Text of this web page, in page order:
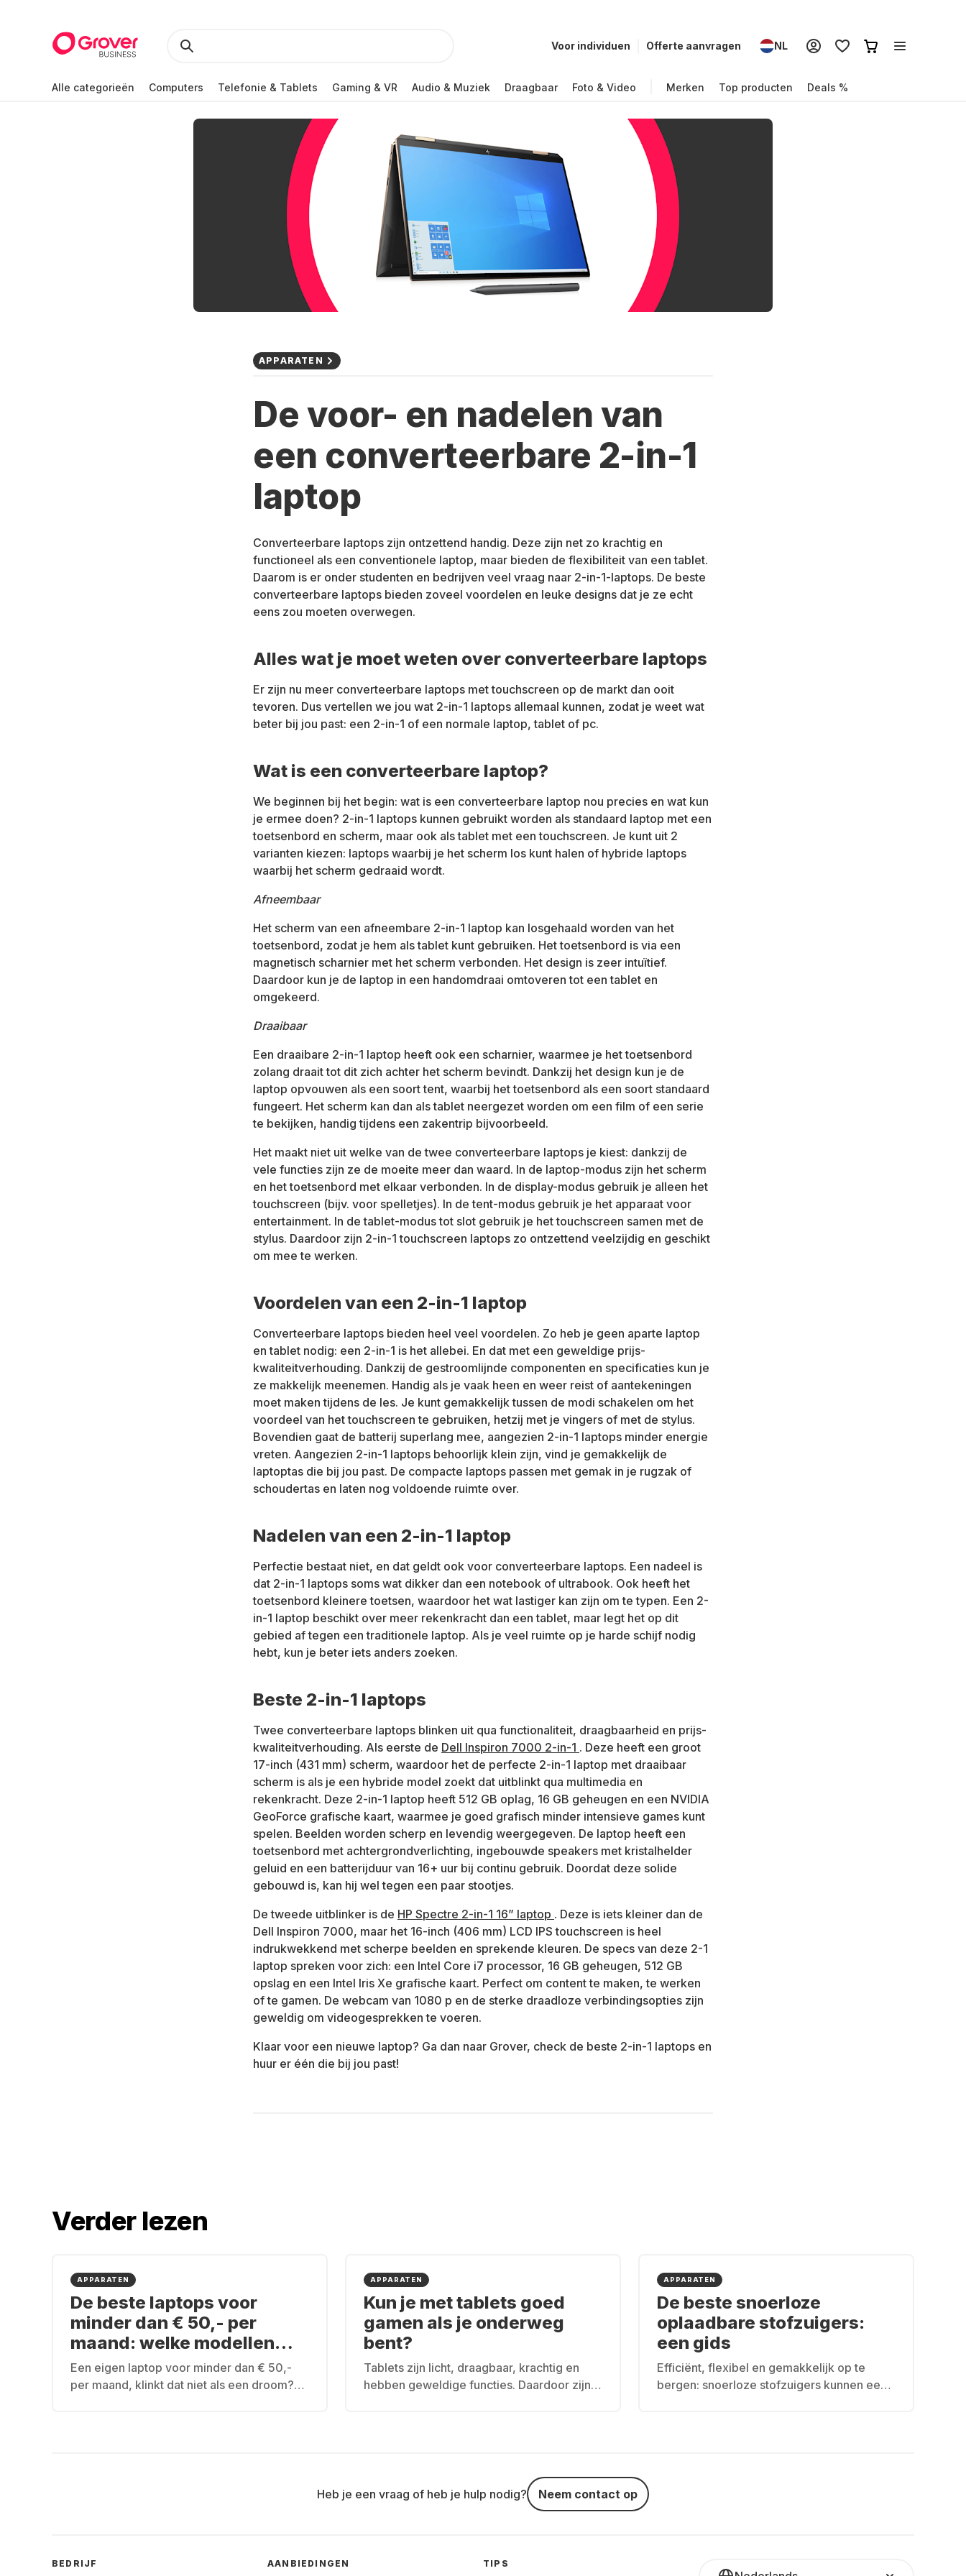
Voor individuen Offerte aanvragen NL
Alle categorieën Computers Telefonie & Tablets Gaming & VR Audio & Muziek Draagbaar Foto & Video Merken Top producten Deals %
APPARATEN
De voor- en nadelen van
een converteerbare 2-in-1
laptop
Converteerbare laptops zijn ontzettend handig. Deze zijn net zo krachtig en
functioneel als een conventionele laptop, maar bieden de flexibiliteit van een tablet.
Daarom is er onder studenten en bedrijven veel vraag naar 2-in-1-laptops. De beste
converteerbare laptops bieden zoveel voordelen en leuke designs dat je ze echt
eens zou moeten overwegen.
Alles wat je moet weten over converteerbare laptops
Er zijn nu meer converteerbare laptops met touchscreen op de markt dan ooit
tevoren. Dus vertellen we jou wat 2-in-1 laptops allemaal kunnen, zodat je weet wat
beter bij jou past: een 2-in-1 of een normale laptop, tablet of pc.
Wat is een converteerbare laptop?
We beginnen bij het begin: wat is een converteerbare laptop nou precies en wat kun
je ermee doen? 2-in-1 laptops kunnen gebruikt worden als standaard laptop met een
toetsenbord en scherm, maar ook als tablet met een touchscreen. Je kunt uit 2
varianten kiezen: laptops waarbij je het scherm los kunt halen of hybride laptops
waarbij het scherm gedraaid wordt.
Afneembaar
Het scherm van een afneembare 2-in-1 laptop kan losgehaald worden van het
toetsenbord, zodat je hem als tablet kunt gebruiken. Het toetsenbord is via een
magnetisch scharnier met het scherm verbonden. Het design is zeer intuïtief.
Daardoor kun je de laptop in een handomdraai omtoveren tot een tablet en
omgekeerd.
Draaibaar
Een draaibare 2-in-1 laptop heeft ook een scharnier, waarmee je het toetsenbord
zolang draait tot dit zich achter het scherm bevindt. Dankzij het design kun je de
laptop opvouwen als een soort tent, waarbij het toetsenbord als een soort standaard
fungeert. Het scherm kan dan als tablet neergezet worden om een film of een serie
te bekijken, handig tijdens een zakentrip bijvoorbeeld.
Het maakt niet uit welke van de twee converteerbare laptops je kiest: dankzij de
vele functies zijn ze de moeite meer dan waard. In de laptop-modus zijn het scherm
en het toetsenbord met elkaar verbonden. In de display-modus gebruik je alleen het
touchscreen (bijv. voor spelletjes). In de tent-modus gebruik je het apparaat voor
entertainment. In de tablet-modus tot slot gebruik je het touchscreen samen met de
stylus. Daardoor zijn 2-in-1 touchscreen laptops zo ontzettend veelzijdig en geschikt
om mee te werken.
Voordelen van een 2-in-1 laptop
Converteerbare laptops bieden heel veel voordelen. Zo heb je geen aparte laptop
en tablet nodig: een 2-in-1 is het allebei. En dat met een geweldige prijs-
kwaliteitverhouding. Dankzij de gestroomlijnde componenten en specificaties kun je
ze makkelijk meenemen. Handig als je vaak heen en weer reist of aantekeningen
moet maken tijdens de les. Je kunt gemakkelijk tussen de modi schakelen om het
voordeel van het touchscreen te gebruiken, hetzij met je vingers of met de stylus.
Bovendien gaat de batterij superlang mee, aangezien 2-in-1 laptops minder energie
vreten. Aangezien 2-in-1 laptops behoorlijk klein zijn, vind je gemakkelijk de
laptoptas die bij jou past. De compacte laptops passen met gemak in je rugzak of
schoudertas en laten nog voldoende ruimte over.
Nadelen van een 2-in-1 laptop
Perfectie bestaat niet, en dat geldt ook voor converteerbare laptops. Een nadeel is
dat 2-in-1 laptops soms wat dikker dan een notebook of ultrabook. Ook heeft het
toetsenbord kleinere toetsen, waardoor het wat lastiger kan zijn om te typen. Een 2-
in-1 laptop beschikt over meer rekenkracht dan een tablet, maar legt het op dit
gebied af tegen een traditionele laptop. Als je veel ruimte op je harde schijf nodig
hebt, kun je beter iets anders zoeken.
Beste 2-in-1 laptops
Twee converteerbare laptops blinken uit qua functionaliteit, draagbaarheid en prijs-
kwaliteitverhouding. Als eerste de Dell Inspiron 7000 2-in-1 . Deze heeft een groot
17-inch (431 mm) scherm, waardoor het de perfecte 2-in-1 laptop met draaibaar
scherm is als je een hybride model zoekt dat uitblinkt qua multimedia en
rekenkracht. Deze 2-in-1 laptop heeft 512 GB oplag, 16 GB geheugen en een NVIDIA
GeoForce grafische kaart, waarmee je goed grafisch minder intensieve games kunt
spelen. Beelden worden scherp en levendig weergegeven. De laptop heeft een
toetsenbord met achtergrondverlichting, ingebouwde speakers met kristalhelder
geluid en een batterijduur van 16+ uur bij continu gebruik. Doordat deze solide
gebouwd is, kan hij wel tegen een paar stootjes.
De tweede uitblinker is de HP Spectre 2-in-1 16” laptop . Deze is iets kleiner dan de
Dell Inspiron 7000, maar het 16-inch (406 mm) LCD IPS touchscreen is heel
indrukwekkend met scherpe beelden en sprekende kleuren. De specs van deze 2-1
laptop spreken voor zich: een Intel Core i7 processor, 16 GB geheugen, 512 GB
opslag en een Intel Iris Xe grafische kaart. Perfect om content te maken, te werken
of te gamen. De webcam van 1080 p en de sterke draadloze verbindingsopties zijn
geweldig om videogesprekken te voeren.
Klaar voor een nieuwe laptop? Ga dan naar Grover, check de beste 2-in-1 laptops en
huur er één die bij jou past!
Verder lezen
APPARATEN
De beste laptops voor
minder dan € 50,- per
maand: welke modellen
komen in aanmerking?
Een eigen laptop voor minder dan € 50,-
per maand, klinkt dat niet als een droom?
APPARATEN
Kun je met tablets goed
gamen als je onderweg
bent?
Tablets zijn licht, draagbaar, krachtig en
hebben geweldige functies. Daardoor zijn
APPARATEN
De beste snoerloze
oplaadbare stofzuigers:
een gids
Efficiënt, flexibel en gemakkelijk op te
bergen: snoerloze stofzuigers kunnen een
Heb je een vraag of heb je hulp nodig? Neem contact op
BEDRIJF AANBIEDINGEN TIPS